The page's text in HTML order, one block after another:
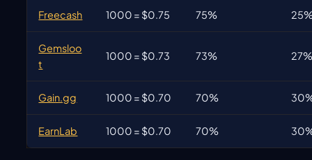
Freecash 1000 = $0.75 75%
Gemsloo
t
1000 = $0.73 73%
Gain.gg 1000 = $0.70 70%
EarnLab 1000 = $0.70 70%